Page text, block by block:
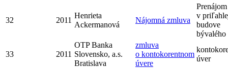
32 2011
Henrieta
Ackermanová
Nájomná zmluva
Prenájom
v
budove
33 2011
OTP Banka
Slovensko, a.s.
Bratislava
zmluva
o kontokorentnom
úvere
úver